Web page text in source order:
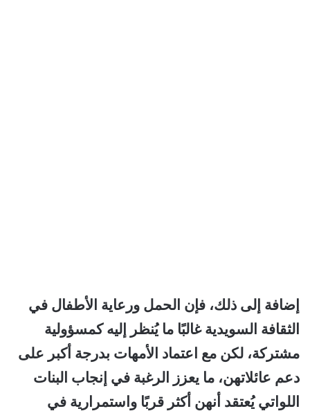
إضافة إلى ذلك، فإن الحمل ورعاية الأطفال في
الثقافة السويدية غالبًا ما يُنظر إليه كمسؤولية
مشتركة، لكن مع اعتماد الأمهات بدرجة أكبر على
دعم عائلاتهن، ما يعزز الرغبة في إنجاب البنات
اللواتي يُعتقد أنهن أكثر قربًا واستمرارية في